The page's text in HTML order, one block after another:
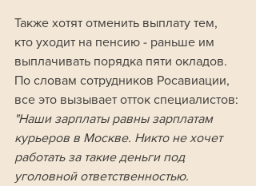
Также хотят отменить выплату тем,
кто уходит на пенсию - раньше им
выплачивать порядка пяти окладов.
По словам сотрудников Росавиации,
все это вызывает отток специалистов:
"Наши зарплаты равны зарплатам
курьеров в Москве. Никто не хочет
работать за такие деньги под
уголовной ответственностью.